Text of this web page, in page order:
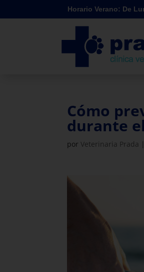
Horario Verano: De
Cómo
durante
porVeterinaria Prada |